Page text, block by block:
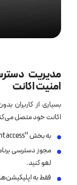
مدیریت
امنیت اکانت
بسیاری از کاربران
اکانت خود متصل
به بخش “Apps with account access” در تنظیمات گوگل بروید.
مجوز دسترسی
لغو کنید.
فقط به